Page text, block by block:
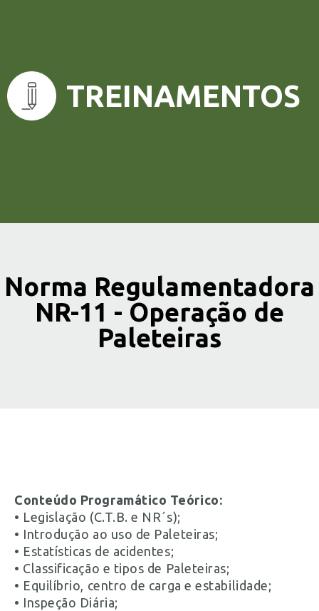
Norma Regulamentadora
NR-11 - Operação de
Paleteiras
Conteúdo Programático Teórico:
• Legislação (C.T.B. e NR´s);
• Introdução ao uso de Paleteiras;
• Estatísticas de acidentes;
• Classificação e tipos de Paleteiras;
• Equilíbrio, centro de carga e estabilidade;
• Inspeção Diária;